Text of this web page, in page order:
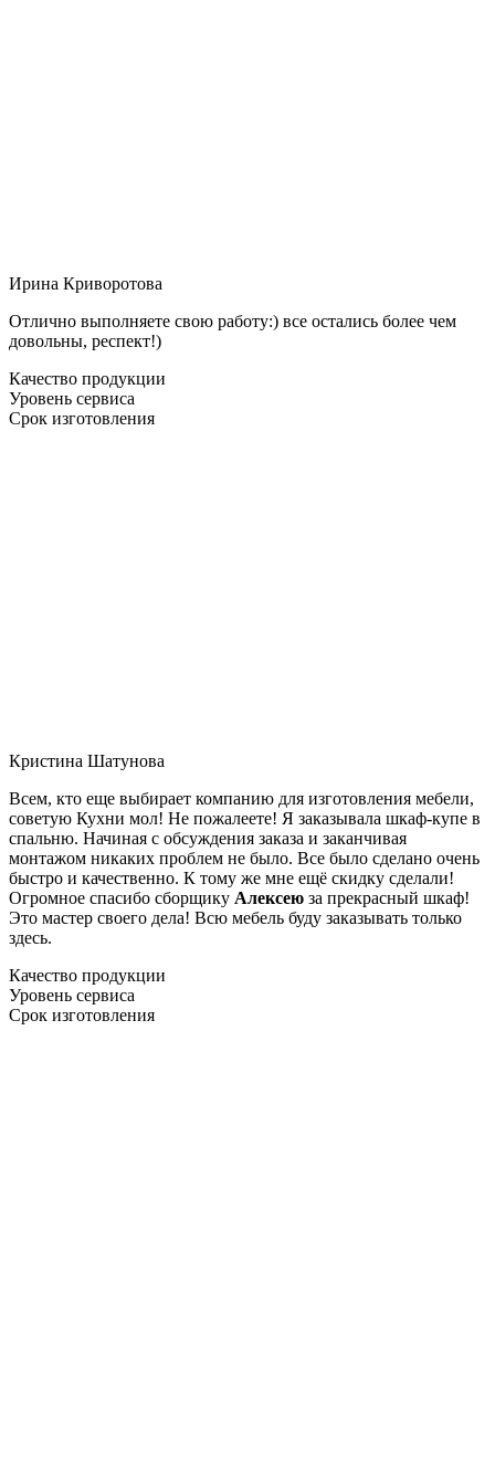
Ирина Криворотова
Отлично выполняете свою работу:) все остались более чем
довольны, респект!)
Качество продукции
Уровень сервиса
Срок изготовления
Кристина Шатунова
Всем, кто еще выбирает компанию для изготовления мебели,
советую Кухни мол! Не пожалеете! Я заказывала шкаф-купе в
спальню. Начиная с обсуждения заказа и заканчивая
монтажом никаких проблем не было. Все было сделано очень
быстро и качественно. К тому же мне ещё скидку сделали!
Огромное спасибо сборщику Алексею за прекрасный шкаф!
Это мастер своего дела! Всю мебель буду заказывать только
здесь.
Качество продукции
Уровень сервиса
Срок изготовления